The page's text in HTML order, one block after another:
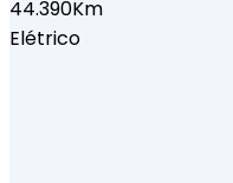
44.390Km
Elétrico